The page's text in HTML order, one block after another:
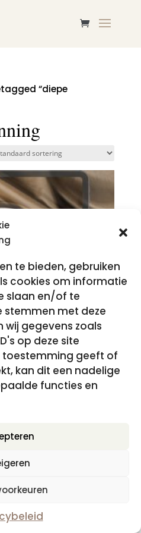
te bieden, gebruiken
cookies om informatie
slaan en/of te
stemmen met deze
gegevens zoals
op deze site
toestemming geeft of
kan dit een nadelige
functies en
“diepe
Jezelf
cookiebeleid